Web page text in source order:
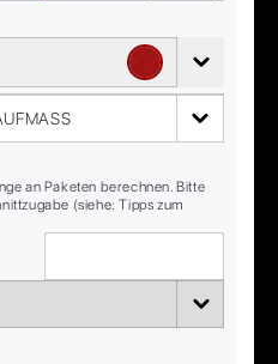
an Paketen berechnen. Bitte
(siehe: Tipps zum